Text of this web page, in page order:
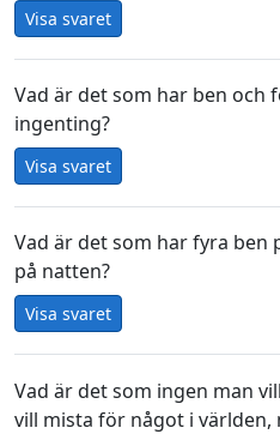
Visa svaret
Vad är det som har ben
ingenting?
Visa svaret
Vad är det som har fyra ben
på natten?
Visa svaret
Vad är det som ingen man
vill mista för något i världen,